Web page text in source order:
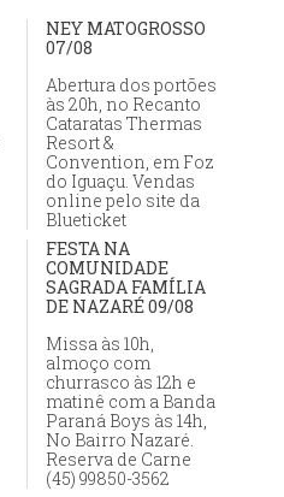
NEY MATOGROSSO
07/08
Abertura dos portões
às 20h, no Recanto
Cataratas Thermas
Resort &
Convention, em Foz
do Iguaçu. Vendas
online pelo site da
Blueticket
FESTA NA
COMUNIDADE
SAGRADA FAMÍLIA
DE NAZARÉ 09/08
Missa às 10h,
almoço com
churrasco às 12h e
matinê com a Banda
Paraná Boys às 14h,
No Bairro Nazaré.
Reserva de Carne
(45) 99850-3562